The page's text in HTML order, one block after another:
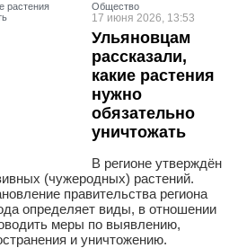
Общество
17 июня 2026, 13:53
Ульяновцам
рассказали,
какие растения
нужно
обязательно
уничтожать
В регионе утверждён
(чужеродных) растений.
правительства региона
определяет виды, в отношении
меры по выявлению,
и уничтожению.